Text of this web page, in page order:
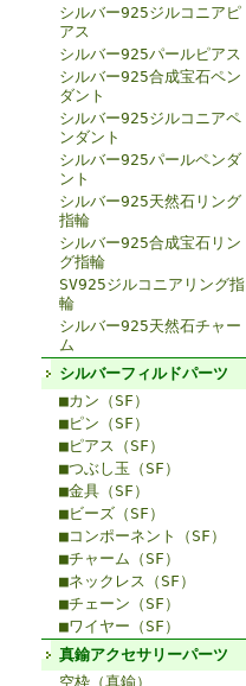
シルバー925ジルコニアピ
アス
シルバー925パールピアス
シルバー925合成宝石ペン
ダント
シルバー925ジルコニアペ
ンダント
シルバー925パールペンダ
ント
シルバー925天然石リング
指輪
シルバー925合成宝石リン
グ指輪
SV925ジルコニアリング指
輪
シルバー925天然石チャー
ム
シルバーフィルドパーツ
■カン（SF）
■ピン（SF）
■ピアス（SF）
■つぶし玉（SF）
■金具（SF）
■ビーズ（SF）
■コンポーネント（SF）
■チャーム（SF）
■ネックレス（SF）
■チェーン（SF）
■ワイヤー（SF）
真鍮アクセサリーパーツ
空枠（真鍮）